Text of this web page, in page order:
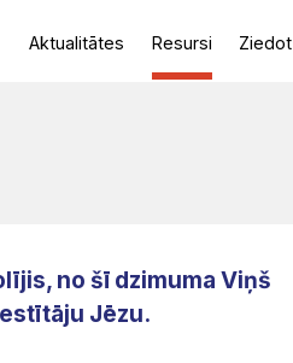
Aktualitātes Resursi Ziedot
no šī dzimuma Viņš
Jēzu.